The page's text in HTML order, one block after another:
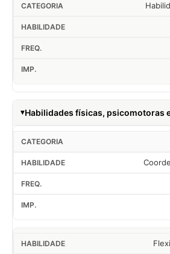
Habilidades físicas, psicomotoras